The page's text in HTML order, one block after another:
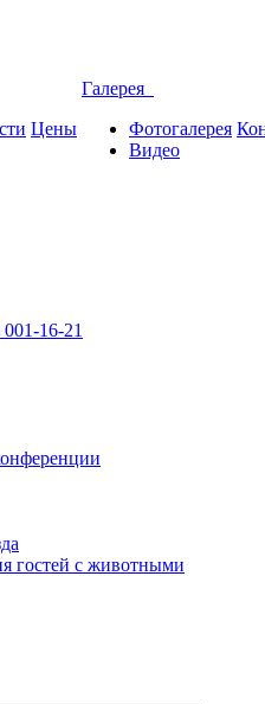
Цены
Галерея
Фотогалерея
Видео
16-21
гостей с животными